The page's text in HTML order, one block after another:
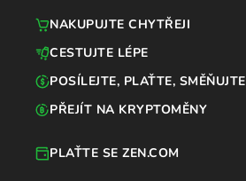
PLAŤTE SE ZEN.COM
NAKUPUJTE CHYTŘEJI
CESTUJTE LÉPE
POSÍLEJTE, PLAŤTE, SMĚŇUJTE
PŘEJÍT NA KRYPTOMĚNY